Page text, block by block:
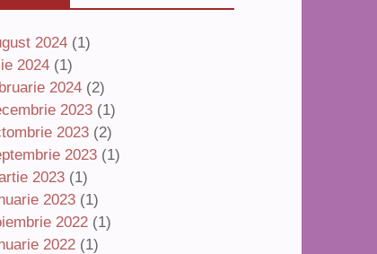
2024 (1)
2024 (1)
2024 (2)
2023 (1)
2023 (2)
2023 (1)
2023 (1)
2023 (1)
2022 (1)
2022 (1)